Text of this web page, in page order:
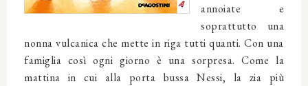
annoiate e
soprattutto una
nonna vulcanica che mette in riga tutti quanti. Con una
famiglia così ogni giorno è una sorpresa. Come la
mattina in cui alla porta bussa Nessi, la zia più